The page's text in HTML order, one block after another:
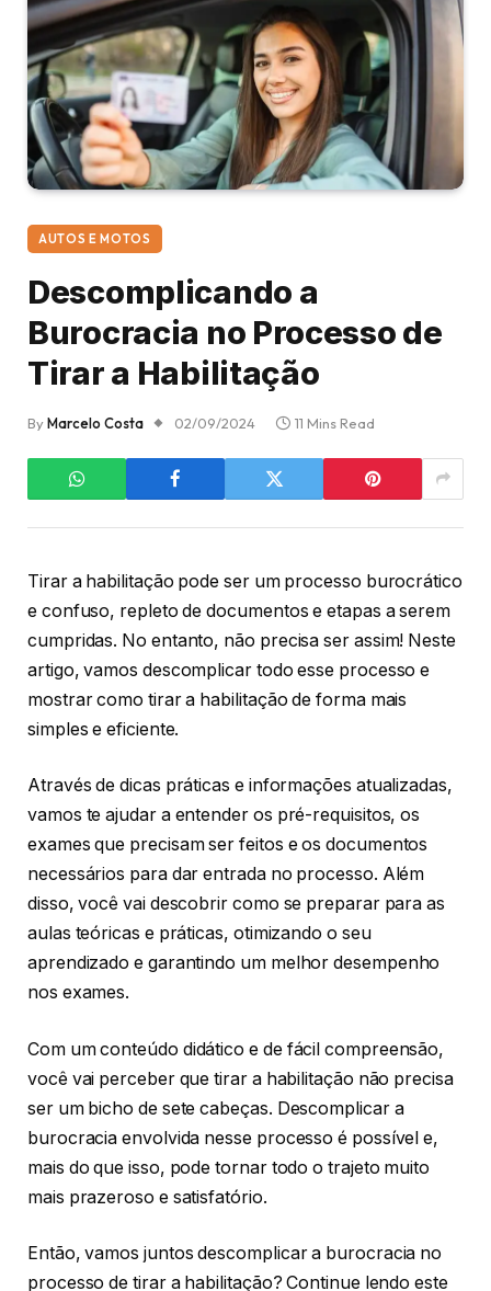
AUTOS E MOTOS
Descomplicando a
Burocracia no Processo de
Tirar a Habilitação
ByMarcelo Costa 02/09/2024 11 Mins Read
Tirar a habilitação pode ser um processo burocrático
e confuso, repleto de documentos e etapas a serem
cumpridas. No entanto, não precisa ser assim! Neste
artigo, vamos descomplicar todo esse processo e
mostrar como tirar a habilitação de forma mais
simples e eficiente.
Através de dicas práticas e informações atualizadas,
vamos te ajudar a entender os pré-requisitos, os
exames que precisam ser feitos e os documentos
necessários para dar entrada no processo. Além
disso, você vai descobrir como se preparar para as
aulas teóricas e práticas, otimizando o seu
aprendizado e garantindo um melhor desempenho
nos exames.
Com um conteúdo didático e de fácil compreensão,
você vai perceber que tirar a habilitação não precisa
ser um bicho de sete cabeças. Descomplicar a
burocracia envolvida nesse processo é possível e,
mais do que isso, pode tornar todo o trajeto muito
mais prazeroso e satisfatório.
Então, vamos juntos descomplicar a burocracia no
processo de tirar a habilitação? Continue lendo este